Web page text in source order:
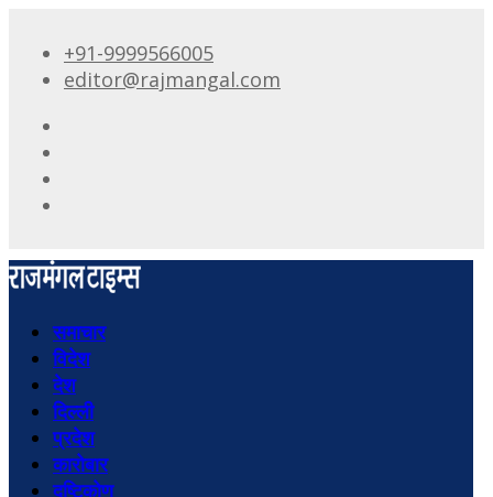
+91-9999566005
editor@rajmangal.com
समाचार
विदेश
देश
दिल्ली
प्रदेश
कारोबार
दृष्टिकोण